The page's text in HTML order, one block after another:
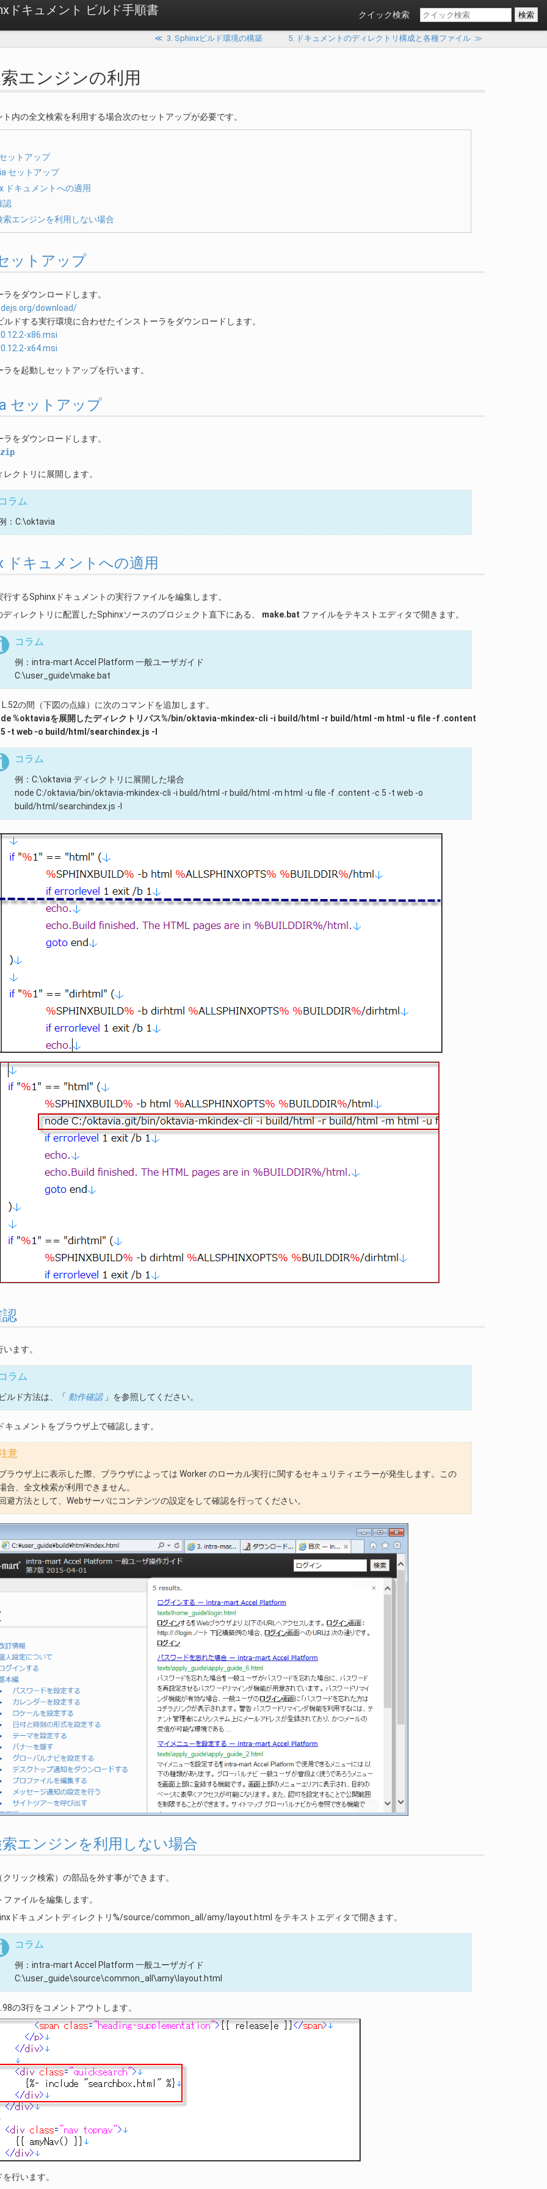
ドキュメント ビルド手順書 クイック検索
≪ 3. Sphinxビルド環境の構築 5. ドキュメントのディレクトリ構成と各種ファイル≫
エンジンの利用
内の全文検索を利用する場合次のセットアップが必要です。
ットアップ
セットアップ
ドキュメントへの適用
認
索エンジンを利用しない場合
ットアップ
をダウンロードします。
download/
ルドする実行環境に合わせたインストーラをダウンロードします。
x86.msi
x64.msi
ラを起動しセットアップを行います。
セットアップ
をダウンロードします。
クトリに展開します。
ラム
：C:\oktavia
ドキュメントへの適用
行するSphinxドキュメントの実行ファイルを編集します。
ディレクトリに配置したSphinxソースのプロジェクト直下にある、 make.bat ファイルをテキストエディタで開きます。
コラム
例：intra-mart Accel Platform 一般ユーザガイド
C:\user_guide\make.bat
の間（下図の点線）に次のコマンドを追加します。
%oktaviaを展開したディレクトリパス%/bin/oktavia-mkindex-cli -i build/html -r build/html -m html -u file -f .content
-t web -o build/html/searchindex.js -I
コラム
例：C:\oktavia ディレクトリに展開した場合
node C:/oktavia/bin/oktavia-mkindex-cli -i build/html -r build/html -m html -u file -f .content -c 5 -t web -o
build/html/searchindex.js -I
ます。
ラム
ルド方法は、「 動作確認」を参照してください。
ュメントをブラウザ上で確認します。
意
ラウザ上に表示した際、ブラウザによっては Worker のローカル実行に関するセキュリティエラーが発生します。この
合、全文検索が利用できません。
避方法として、Webサーバにコンテンツの設定をして確認を行ってください。
索エンジンを利用しない場合
リック検索）の部品を外す事ができます。
ァイルを編集します。
ドキュメントディレクトリ%/source/common_all/amy/layout.html をテキストエディタで開きます。
コラム
例：intra-mart Accel Platform 一般ユーザガイド
C:\user_guide\source\common_all\amy\layout.html
の3行をコメントアウトします。
行います。